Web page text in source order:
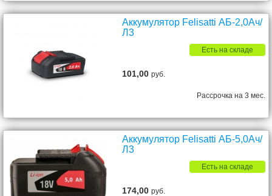
Аккумулятор Felisatti АБ-2,0Ач/
Л3
Есть на складе
101,00руб.
Рассрочка на 3 мес.
Аккумулятор Felisatti АБ-5,0Ач/
Л3
Есть на складе
174,00руб.